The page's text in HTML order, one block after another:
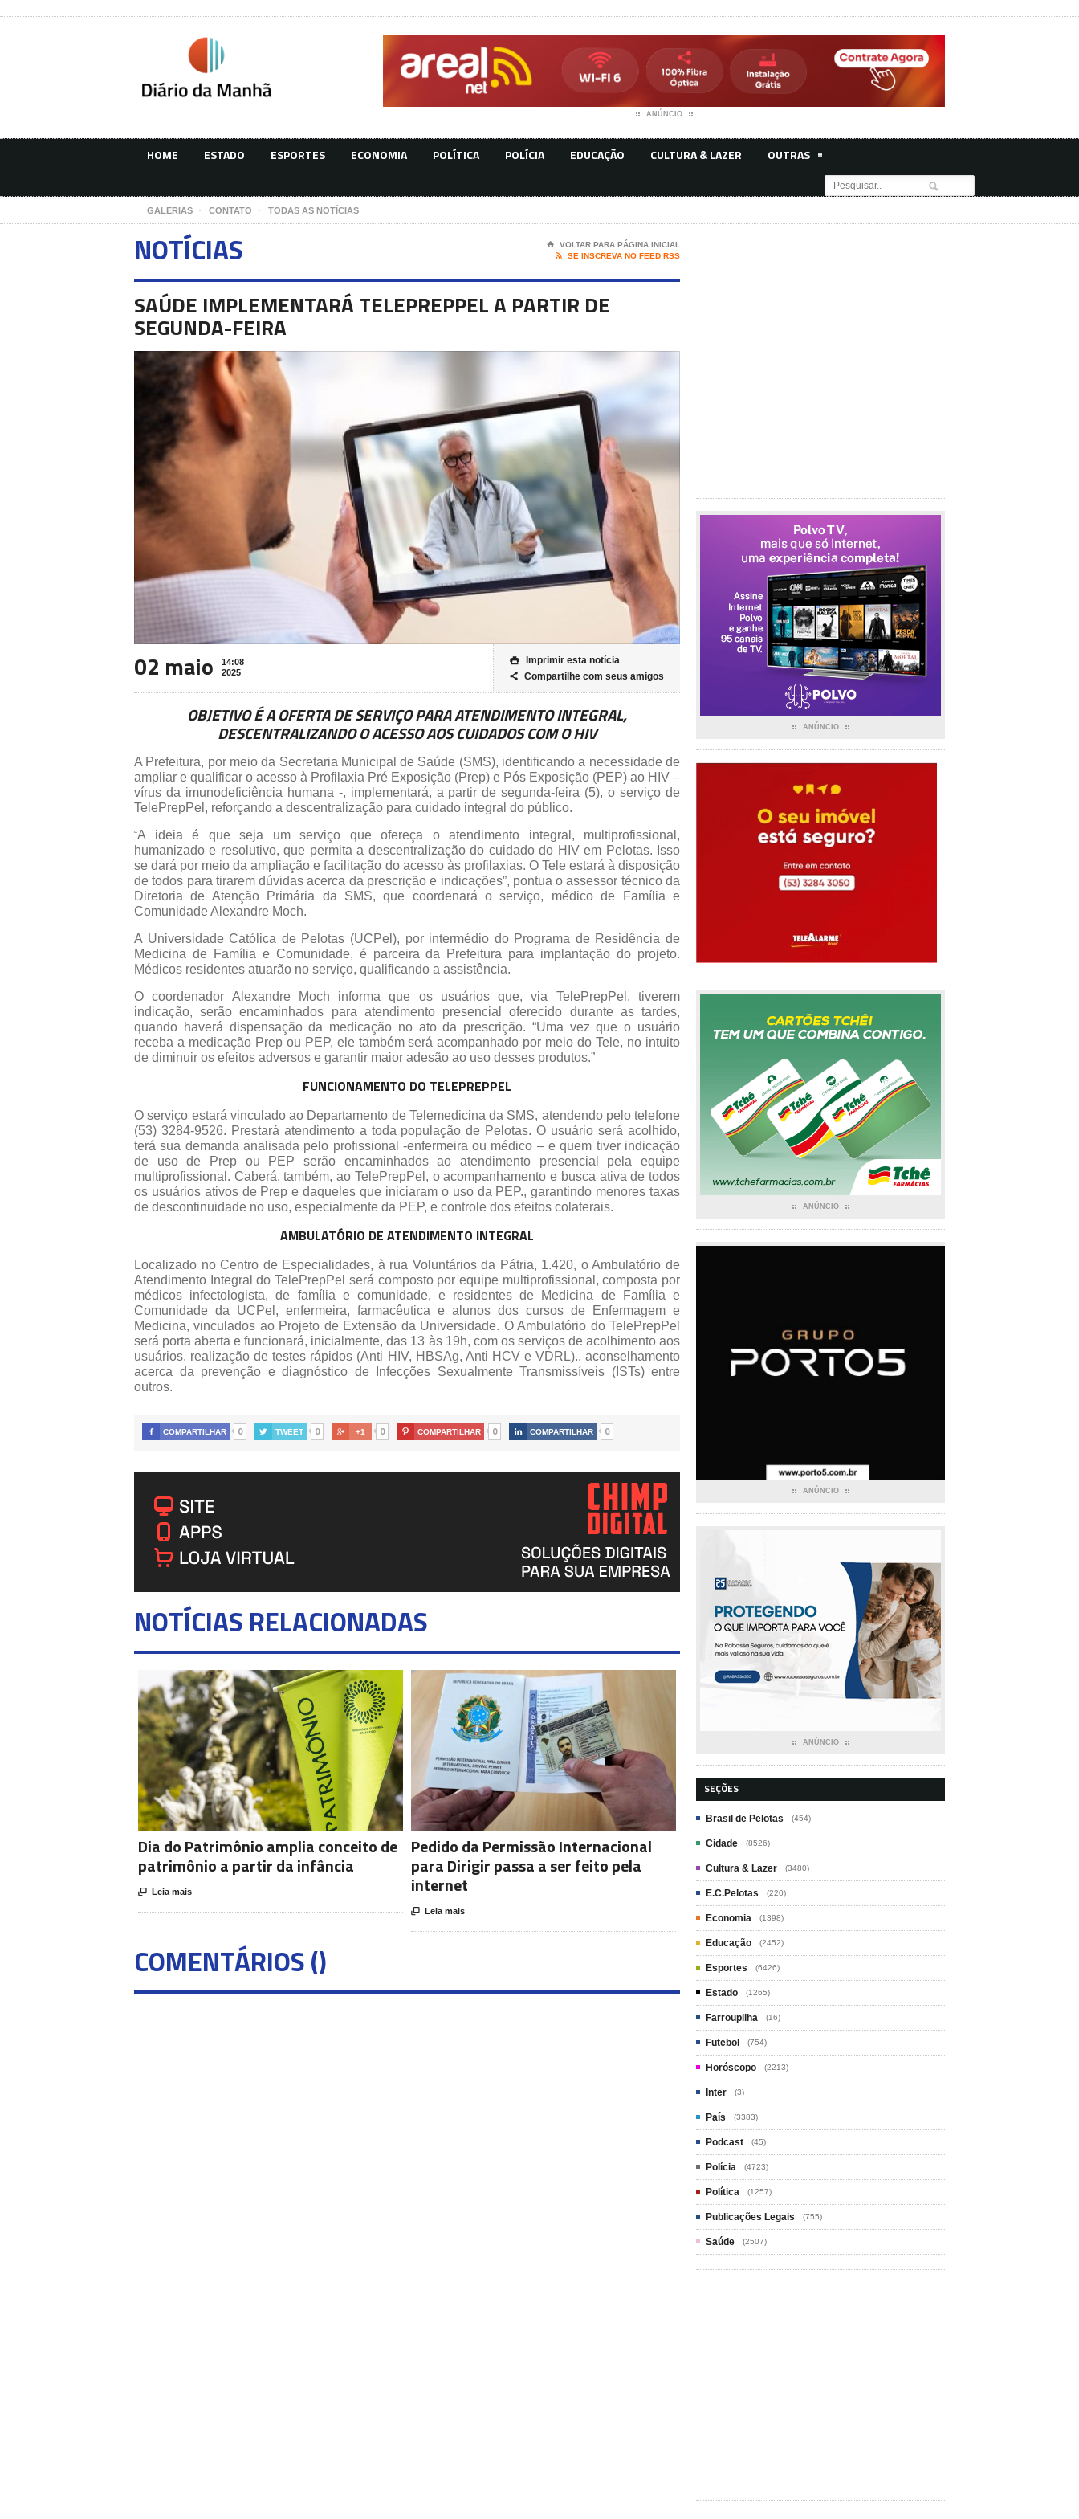
ANÚNCIO
HOME ESTADO ESPORTES ECONOMIA POLÍTICA POLÍCIA EDUCAÇÃO CULTURA & LAZER OUTRAS
GALERIAS CONTATO TODAS AS NOTÍCIAS
NOTÍCIAS ⌂
VOLTAR PARA PÁGINA INICIAL

SE INSCREVA NO FEED RSS
SAÚDE IMPLEMENTARÁ TELEPREPPEL A PARTIR DE
SEGUNDA-FEIRA
02 maio
14:08
2025
 Imprimir esta notícia
 Compartilhe com seus amigos
OBJETIVO É A OFERTA DE SERVIÇO PARA ATENDIMENTO INTEGRAL,
DESCENTRALIZANDO O ACESSO AOS CUIDADOS COM O HIV
A Prefeitura, por meio da Secretaria Municipal de Saúde (SMS), identificando a necessidade de
ampliar e qualificar o acesso à Profilaxia Pré Exposição (Prep) e Pós Exposição (PEP) ao HIV –
vírus da imunodeficiência humana -, implementará, a partir de segunda-feira (5), o serviço de
TelePrepPel, reforçando a descentralização para cuidado integral do público.
“A ideia é que seja um serviço que ofereça o atendimento integral, multiprofissional,
humanizado e resolutivo, que permita a descentralização do cuidado do HIV em Pelotas. Isso
se dará por meio da ampliação e facilitação do acesso às profilaxias. O Tele estará à disposição
de todos para tirarem dúvidas acerca da prescrição e indicações”, pontua o assessor técnico da
Diretoria de Atenção Primária da SMS, que coordenará o serviço, médico de Família e
Comunidade Alexandre Moch.
A Universidade Católica de Pelotas (UCPel), por intermédio do Programa de Residência de
Medicina de Família e Comunidade, é parceira da Prefeitura para implantação do projeto.
Médicos residentes atuarão no serviço, qualificando a assistência.
O coordenador Alexandre Moch informa que os usuários que, via TelePrepPel, tiverem
indicação, serão encaminhados para atendimento presencial oferecido durante as tardes,
quando haverá dispensação da medicação no ato da prescrição. “Uma vez que o usuário
receba a medicação Prep ou PEP, ele também será acompanhado por meio do Tele, no intuito
de diminuir os efeitos adversos e garantir maior adesão ao uso desses produtos.”
FUNCIONAMENTO DO TELEPREPPEL
O serviço estará vinculado ao Departamento de Telemedicina da SMS, atendendo pelo telefone
(53) 3284-9526. Prestará atendimento a toda população de Pelotas. O usuário será acolhido,
terá sua demanda analisada pelo profissional -enfermeira ou médico – e quem tiver indicação
de uso de Prep ou PEP serão encaminhados ao atendimento presencial pela equipe
multiprofissional. Caberá, também, ao TelePrepPel, o acompanhamento e busca ativa de todos
os usuários ativos de Prep e daqueles que iniciaram o uso da PEP., garantindo menores taxas
de descontinuidade no uso, especialmente da PEP, e controle dos efeitos colaterais.
AMBULATÓRIO DE ATENDIMENTO INTEGRAL
Localizado no Centro de Especialidades, à rua Voluntários da Pátria, 1.420, o Ambulatório de
Atendimento Integral do TelePrepPel será composto por equipe multiprofissional, composta por
médicos infectologista, de família e comunidade, e residentes de Medicina de Família e
Comunidade da UCPel, enfermeira, farmacêutica e alunos dos cursos de Enfermagem e
Medicina, vinculados ao Projeto de Extensão da Universidade. O Ambulatório do TelePrepPel
será porta aberta e funcionará, inicialmente, das 13 às 19h, com os serviços de acolhimento aos
usuários, realização de testes rápidos (Anti HIV, HBSAg, Anti HCV e VDRL)., aconselhamento
acerca da prevenção e diagnóstico de Infecções Sexualmente Transmissíveis (ISTs) entre
outros.
 COMPARTILHAR 0  TWEET 0  +1 0  COMPARTILHAR 0  COMPARTILHAR 0
NOTÍCIAS RELACIONADAS
Dia do Patrimônio amplia conceito de
patrimônio a partir da infância
 Leia mais
Pedido da Permissão Internacional
para Dirigir passa a ser feito pela
internet
 Leia mais
COMENTÁRIOS ()
ANÚNCIO
ANÚNCIO
ANÚNCIO
ANÚNCIO
SEÇÕES
Brasil de Pelotas (454)
Cidade (8526)
Cultura & Lazer (3480)
E.C.Pelotas (220)
Economia (1398)
Educação (2452)
Esportes (6426)
Estado (1265)
Farroupilha (16)
Futebol (754)
Horóscopo (2213)
Inter (3)
País (3383)
Podcast (45)
Polícia (4723)
Política (1257)
Publicações Legais (755)
Saúde (2507)